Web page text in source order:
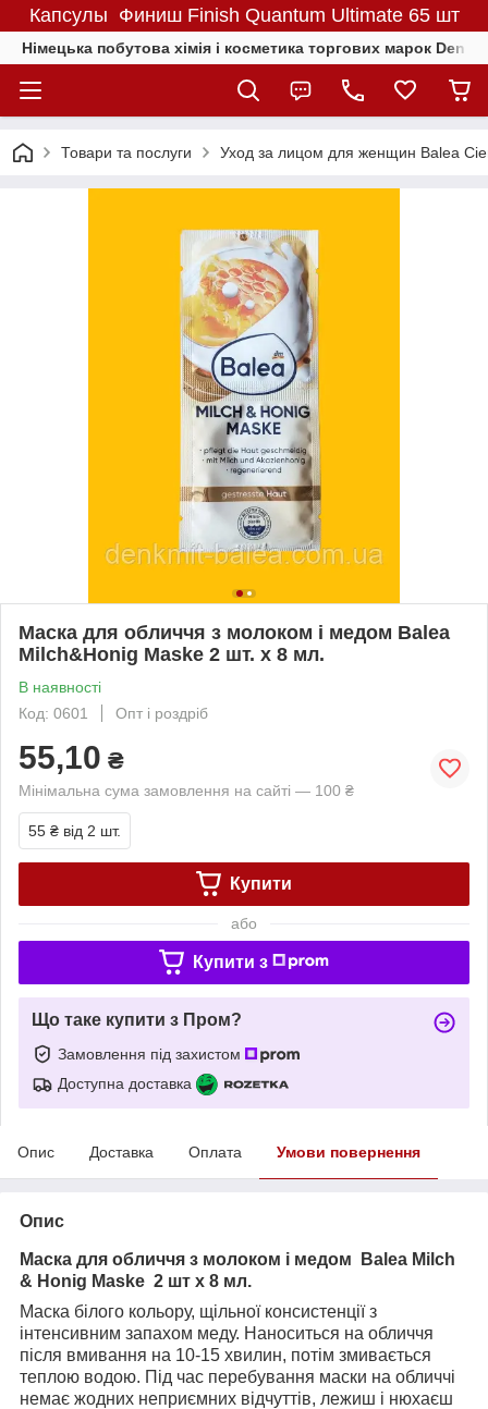
Капсулы Финиш Finish Quantum Ultimate 65 шт
Німецька побутова хімія і косметика торгових марок
Товари та послуги Уход за лицом для женщин Balea
Маска для обличчя з молоком і медом Balea
Milch&Honig Maske 2 шт. х 8 мл.
В наявності
Код: 0601
Опт і роздріб
55,10 ₴
Мінімальна сума замовлення на сайті — 100 ₴
55 ₴ від 2 шт.
Купити
або
Купити з
Що таке купити з Пром?
Замовлення під захистом
Доступна доставка
Опис Доставка Оплата Умови повернення
Опис
Маска для обличчя з молоком і медом Balea Milch
& Honig Maske 2 шт х 8 мл.
Маска білого кольору, щільної консистенції з
інтенсивним запахом меду. Наноситься на обличчя
після вмивання на 10-15 хвилин, потім змивається
теплою водою. Під час перебування маски на обличчі
немає жодних неприємних відчуттів, лежиш і нюхаєш